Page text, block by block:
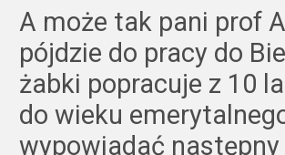
A może tak pani prof
pójdzie do pracy do
żabki popracuje z 10
do wieku
wypowiadać